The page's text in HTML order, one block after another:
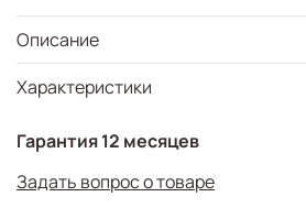
Характеристики
Описание
Гарантия 12 месяцев
Задать вопрос о товаре